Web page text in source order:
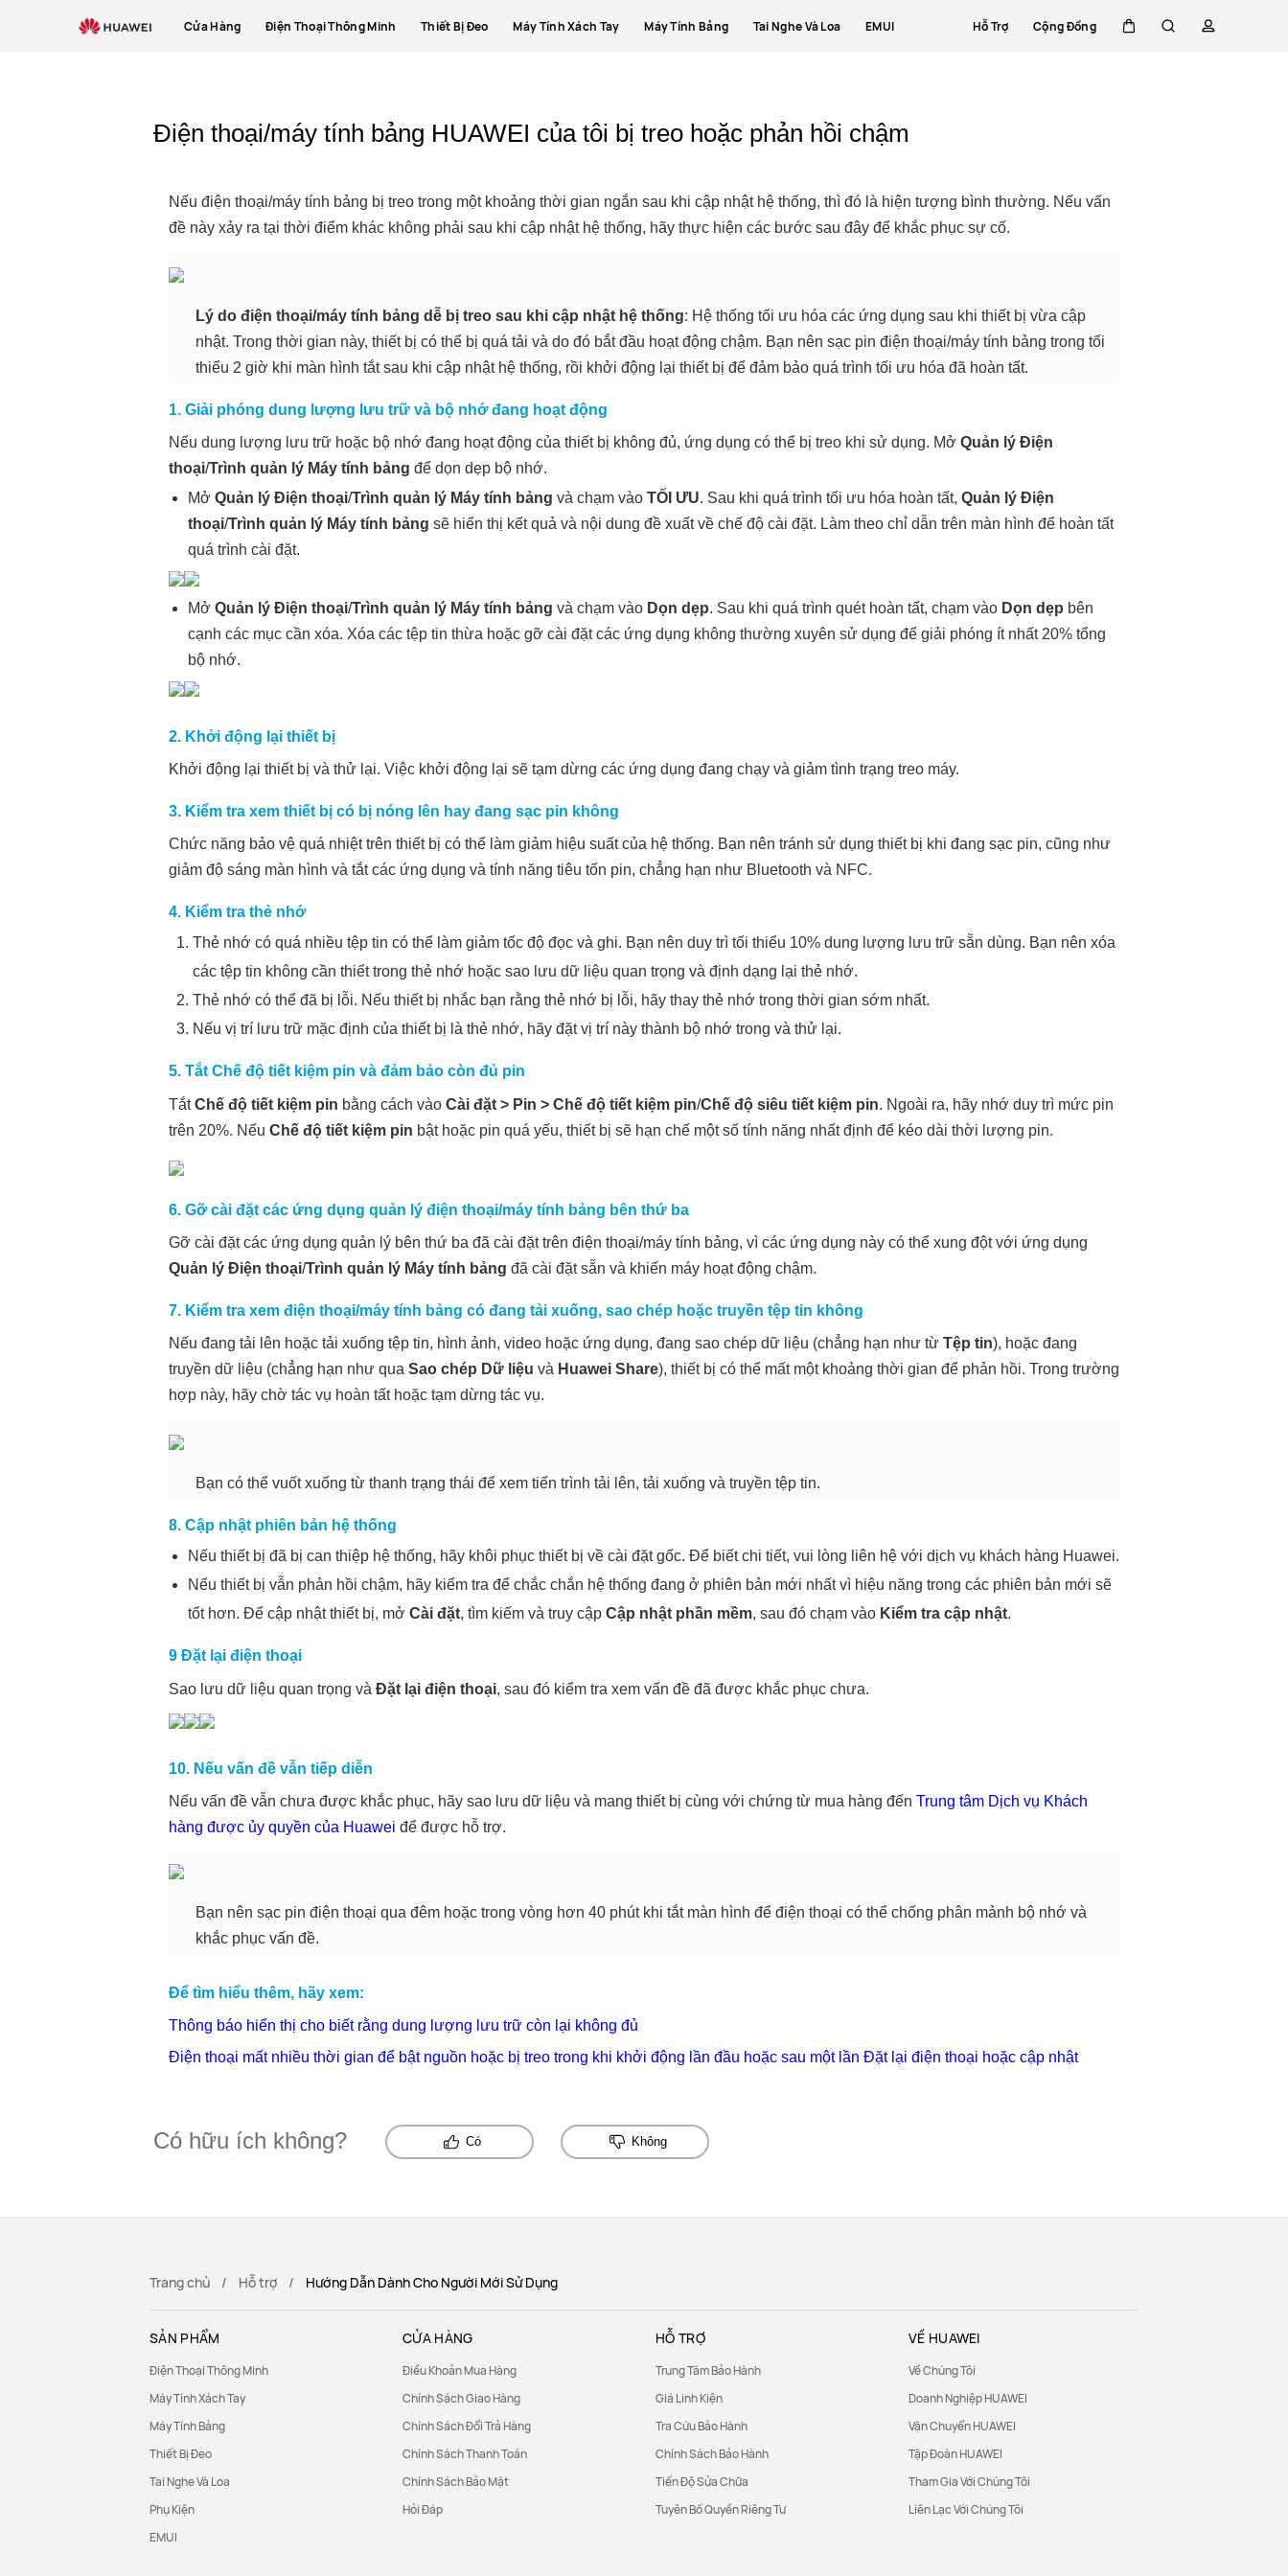
Cửa Hàng Điện Thoại Thông Minh Thiết Bị Đeo Máy Tính Xách Tay Máy Tính Bảng Tai Nghe Và Loa EMUI Hỗ Trợ Cộng Đồng
Điện thoại/máy tính bảng HUAWEI của tôi bị treo hoặc phản hồi chậm
Nếu điện thoại/máy tính bảng bị treo trong một khoảng thời gian ngắn sau khi cập nhật hệ thống, thì đó là hiện tượng bình thường. Nếu vấn
đề này xảy ra tại thời điểm khác không phải sau khi cập nhật hệ thống, hãy thực hiện các bước sau đây để khắc phục sự cố.
Lý do điện thoại/máy tính bảng dễ bị treo sau khi cập nhật hệ thống: Hệ thống tối ưu hóa các ứng dụng sau khi thiết bị vừa cập
nhật. Trong thời gian này, thiết bị có thể bị quá tải và do đó bắt đầu hoạt động chậm. Bạn nên sạc pin điện thoại/máy tính bảng trong tối
thiểu 2 giờ khi màn hình tắt sau khi cập nhật hệ thống, rồi khởi động lại thiết bị để đảm bảo quá trình tối ưu hóa đã hoàn tất.
1. Giải phóng dung lượng lưu trữ và bộ nhớ đang hoạt động
Nếu dung lượng lưu trữ hoặc bộ nhớ đang hoạt động của thiết bị không đủ, ứng dụng có thể bị treo khi sử dụng. Mở Quản lý Điện
thoại/Trình quản lý Máy tính bảng để dọn dẹp bộ nhớ.
Mở Quản lý Điện thoại/Trình quản lý Máy tính bảng và chạm vào TỐI ƯU. Sau khi quá trình tối ưu hóa hoàn tất, Quản lý Điện
thoại/Trình quản lý Máy tính bảng sẽ hiển thị kết quả và nội dung đề xuất về chế độ cài đặt. Làm theo chỉ dẫn trên màn hình để hoàn tất
quá trình cài đặt.
Mở Quản lý Điện thoại/Trình quản lý Máy tính bảng và chạm vào Dọn dẹp. Sau khi quá trình quét hoàn tất, chạm vào Dọn dẹp bên
cạnh các mục cần xóa. Xóa các tệp tin thừa hoặc gỡ cài đặt các ứng dụng không thường xuyên sử dụng để giải phóng ít nhất 20% tổng
bộ nhớ.
2. Khởi động lại thiết bị
Khởi động lại thiết bị và thử lại. Việc khởi động lại sẽ tạm dừng các ứng dụng đang chạy và giảm tình trạng treo máy.
3. Kiểm tra xem thiết bị có bị nóng lên hay đang sạc pin không
Chức năng bảo vệ quá nhiệt trên thiết bị có thể làm giảm hiệu suất của hệ thống. Bạn nên tránh sử dụng thiết bị khi đang sạc pin, cũng như
giảm độ sáng màn hình và tắt các ứng dụng và tính năng tiêu tốn pin, chẳng hạn như Bluetooth và NFC.
4. Kiểm tra thẻ nhớ
Thẻ nhớ có quá nhiều tệp tin có thể làm giảm tốc độ đọc và ghi. Bạn nên duy trì tối thiểu 10% dung lượng lưu trữ sẵn dùng. Bạn nên xóa
các tệp tin không cần thiết trong thẻ nhớ hoặc sao lưu dữ liệu quan trọng và định dạng lại thẻ nhớ.
Thẻ nhớ có thể đã bị lỗi. Nếu thiết bị nhắc bạn rằng thẻ nhớ bị lỗi, hãy thay thẻ nhớ trong thời gian sớm nhất.
Nếu vị trí lưu trữ mặc định của thiết bị là thẻ nhớ, hãy đặt vị trí này thành bộ nhớ trong và thử lại.
5. Tắt Chế độ tiết kiệm pin và đảm bảo còn đủ pin
TắtChế độ tiết kiệm pin bằng cách vào Cài đặt> Pin > Chế độ tiết kiệm pin/Chế độ siêu tiết kiệm pin. Ngoài ra, hãy nhớ duy trì mức pin
trên 20%. Nếu Chế độ tiết kiệm pin bật hoặc pin quá yếu, thiết bị sẽ hạn chế một số tính năng nhất định để kéo dài thời lượng pin.
6. Gỡ cài đặt các ứng dụng quản lý điện thoại/máy tính bảng bên thứ ba
Gỡ cài đặt các ứng dụng quản lý bên thứ ba đã cài đặt trên điện thoại/máy tính bảng, vì các ứng dụng này có thể xung đột với ứng dụng
Quản lý Điện thoại/Trình quản lý Máy tính bảng đã cài đặt sẵn và khiến máy hoạt động chậm.
7. Kiểm tra xem điện thoại/máy tính bảng có đang tải xuống, sao chép hoặc truyền tệp tin không
Nếu đang tải lên hoặc tải xuống tệp tin, hình ảnh, video hoặc ứng dụng, đang sao chép dữ liệu (chẳng hạn như từ Tệp tin), hoặc đang
truyền dữ liệu (chẳng hạn như qua Sao chép Dữ liệu và Huawei Share), thiết bị có thể mất một khoảng thời gian để phản hồi. Trong trường
hợp này, hãy chờ tác vụ hoàn tất hoặc tạm dừng tác vụ.
Bạn có thể vuốt xuống từ thanh trạng thái để xem tiến trình tải lên, tải xuống và truyền tệp tin.
8. Cập nhật phiên bản hệ thống
Nếu thiết bị đã bị can thiệp hệ thống, hãy khôi phục thiết bị về cài đặt gốc. Để biết chi tiết, vui lòng liên hệ với dịch vụ khách hàng Huawei.
Nếu thiết bị vẫn phản hồi chậm, hãy kiểm tra để chắc chắn hệ thống đang ở phiên bản mới nhất vì hiệu năng trong các phiên bản mới sẽ
tốt hơn. Để cập nhật thiết bị, mở Cài đặt, tìm kiếm và truy cập Cập nhật phần mềm, sau đó chạm vào Kiểm tra cập nhật.
9 Đặt lại điện thoại
Sao lưu dữ liệu quan trọng và Đặt lại điện thoại, sau đó kiểm tra xem vấn đề đã được khắc phục chưa.
10. Nếu vấn đề vẫn tiếp diễn
Nếu vấn đề vẫn chưa được khắc phục, hãy sao lưu dữ liệu và mang thiết bị cùng với chứng từ mua hàng đến Trung tâm Dịch vụ Khách
hàng được ủy quyền của Huawei để được hỗ trợ.
Bạn nên sạc pin điện thoại qua đêm hoặc trong vòng hơn 40 phút khi tắt màn hình để điện thoại có thể chống phân mảnh bộ nhớ và
khắc phục vấn đề.
Để tìm hiểu thêm, hãy xem:
Thông báo hiển thị cho biết rằng dung lượng lưu trữ còn lại không đủ
Điện thoại mất nhiều thời gian để bật nguồn hoặc bị treo trong khi khởi động lần đầu hoặc sau một lần Đặt lại điện thoại hoặc cập nhật
Có hữu ích không? Có Không
Trang chủ Hỗ trợ Hướng Dẫn Dành Cho Người Mới Sử Dụng
SẢN PHẨM
Điện Thoại Thông Minh
Máy Tính Xách Tay
Máy Tính Bảng
Thiết Bị Đeo
Tai Nghe Và Loa
Phụ Kiện
EMUI
CỬA HÀNG
Điều Khoản Mua Hàng
Chính Sách Giao Hàng
Chính Sách Đổi Trả Hàng
Chính Sách Thanh Toán
Chính Sách Bảo Mật
Hỏi Đáp
HỖ TRỢ
Trung Tâm Bảo Hành
Giá Linh Kiện
Tra Cứu Bảo Hành
Chính Sách Bảo Hành
Tiến Độ Sửa Chữa
Tuyên Bố Quyền Riêng Tư
VỀ HUAWEI
Về Chúng Tôi
Doanh Nghiệp HUAWEI
Vận Chuyển HUAWEI
Tập Đoàn HUAWEI
Tham Gia Với Chúng Tôi
Liên Lạc Với Chúng Tôi